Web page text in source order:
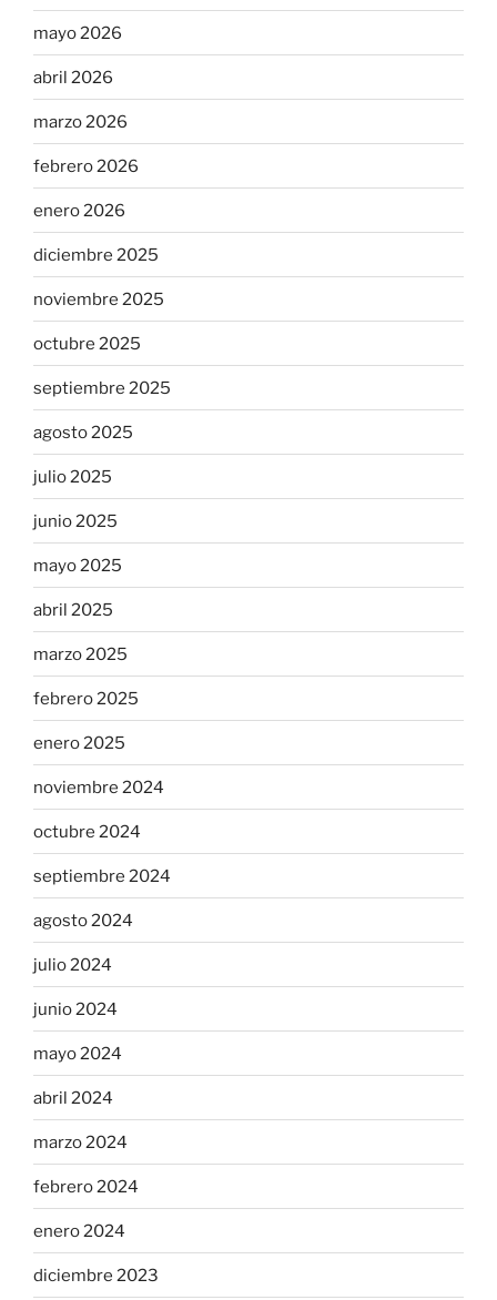
mayo 2026
abril 2026
marzo 2026
febrero 2026
enero 2026
diciembre 2025
noviembre 2025
octubre 2025
septiembre 2025
agosto 2025
julio 2025
junio 2025
mayo 2025
abril 2025
marzo 2025
febrero 2025
enero 2025
noviembre 2024
octubre 2024
septiembre 2024
agosto 2024
julio 2024
junio 2024
mayo 2024
abril 2024
marzo 2024
febrero 2024
enero 2024
diciembre 2023